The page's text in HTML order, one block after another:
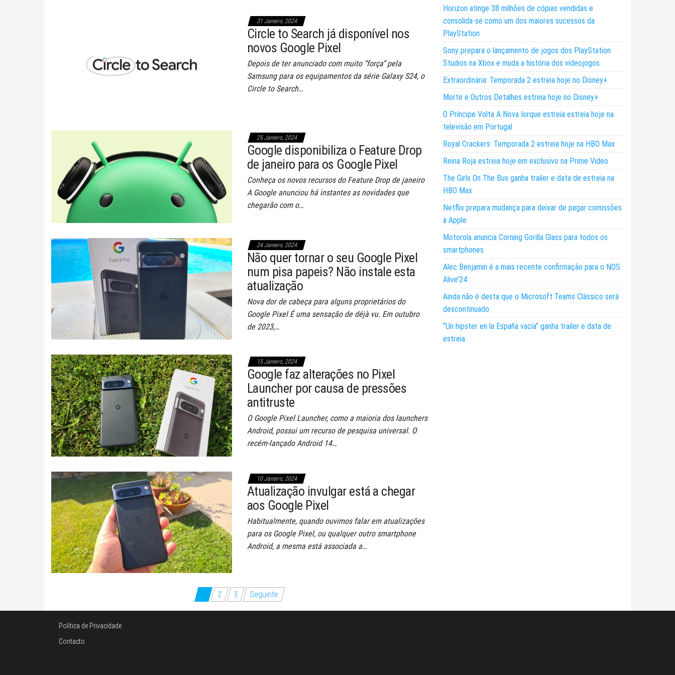
31 Janeiro, 2024
Circle to Search já disponível nos
novos Google Pixel
Depois de ter anunciado com muito “força” pela
Samsung para os equipamentos da série Galaxy S24, o
Circle to Search…
25 Janeiro, 2024
Google disponibiliza o Feature Drop
de janeiro para os Google Pixel
Conheça os novos recursos do Feature Drop de janeiro
A Google anunciou há instantes as novidades que
chegarão com o…
24 Janeiro, 2024
Não quer tornar o seu Google Pixel
num pisa papeis? Não instale esta
atualização
Nova dor de cabeça para alguns proprietários do
Google Pixel É uma sensação de déjà vu. Em outubro
de 2023,…
15 Janeiro, 2024
Google faz alterações no Pixel
Launcher por causa de pressões
antitruste
O Google Pixel Launcher, como a maioria dos launchers
Android, possui um recurso de pesquisa universal. O
recém-lançado Android 14…
10 Janeiro, 2024
Atualização invulgar está a chegar
aos Google Pixel
Habitualmente, quando ouvimos falar em atualizações
para os Google Pixel, ou qualquer outro smartphone
Android, a mesma está associada a…
dos
conteúdos
1 2 3 Seguinte
Horizon atinge 38 milhões de cópias vendidas e
consolida-se como um dos maiores sucessos da
PlayStation
Sony prepara o lançamento de jogos dos PlayStation
Studios na Xbox e muda a história dos videojogos
Extraordinária: Temporada 2 estreia hoje no Disney+
Morte e Outros Detalhes estreia hoje no Disney+
O Príncipe Volta A Nova Iorque estreia estreia hoje na
televisão em Portugal
Royal Crackers: Temporada 2 estreia hoje na HBO Max
Reina Roja estreia hoje em exclusivo na Prime Video
The Girls On The Bus ganha trailer e data de estreia na
HBO Max
Netflix prepara mudança para deixar de pagar comissões
à Apple
Motorola anuncia Corning Gorilla Glass para todos os
smartphones
Alec Benjamin é a mais recente confirmação para o NOS
Alive’24
Ainda não é desta que o Microsoft Teams Clássico será
descontinuado
“Un hipster en la España vacía” ganha trailer e data de
estreia
Política de Privacidade
Contacto